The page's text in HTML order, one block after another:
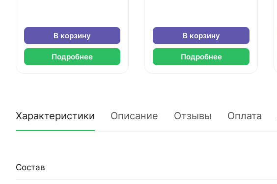
В корзину
Подробнее
В корзину
Подробнее
Характеристики Описание Отзывы Оплата
Состав